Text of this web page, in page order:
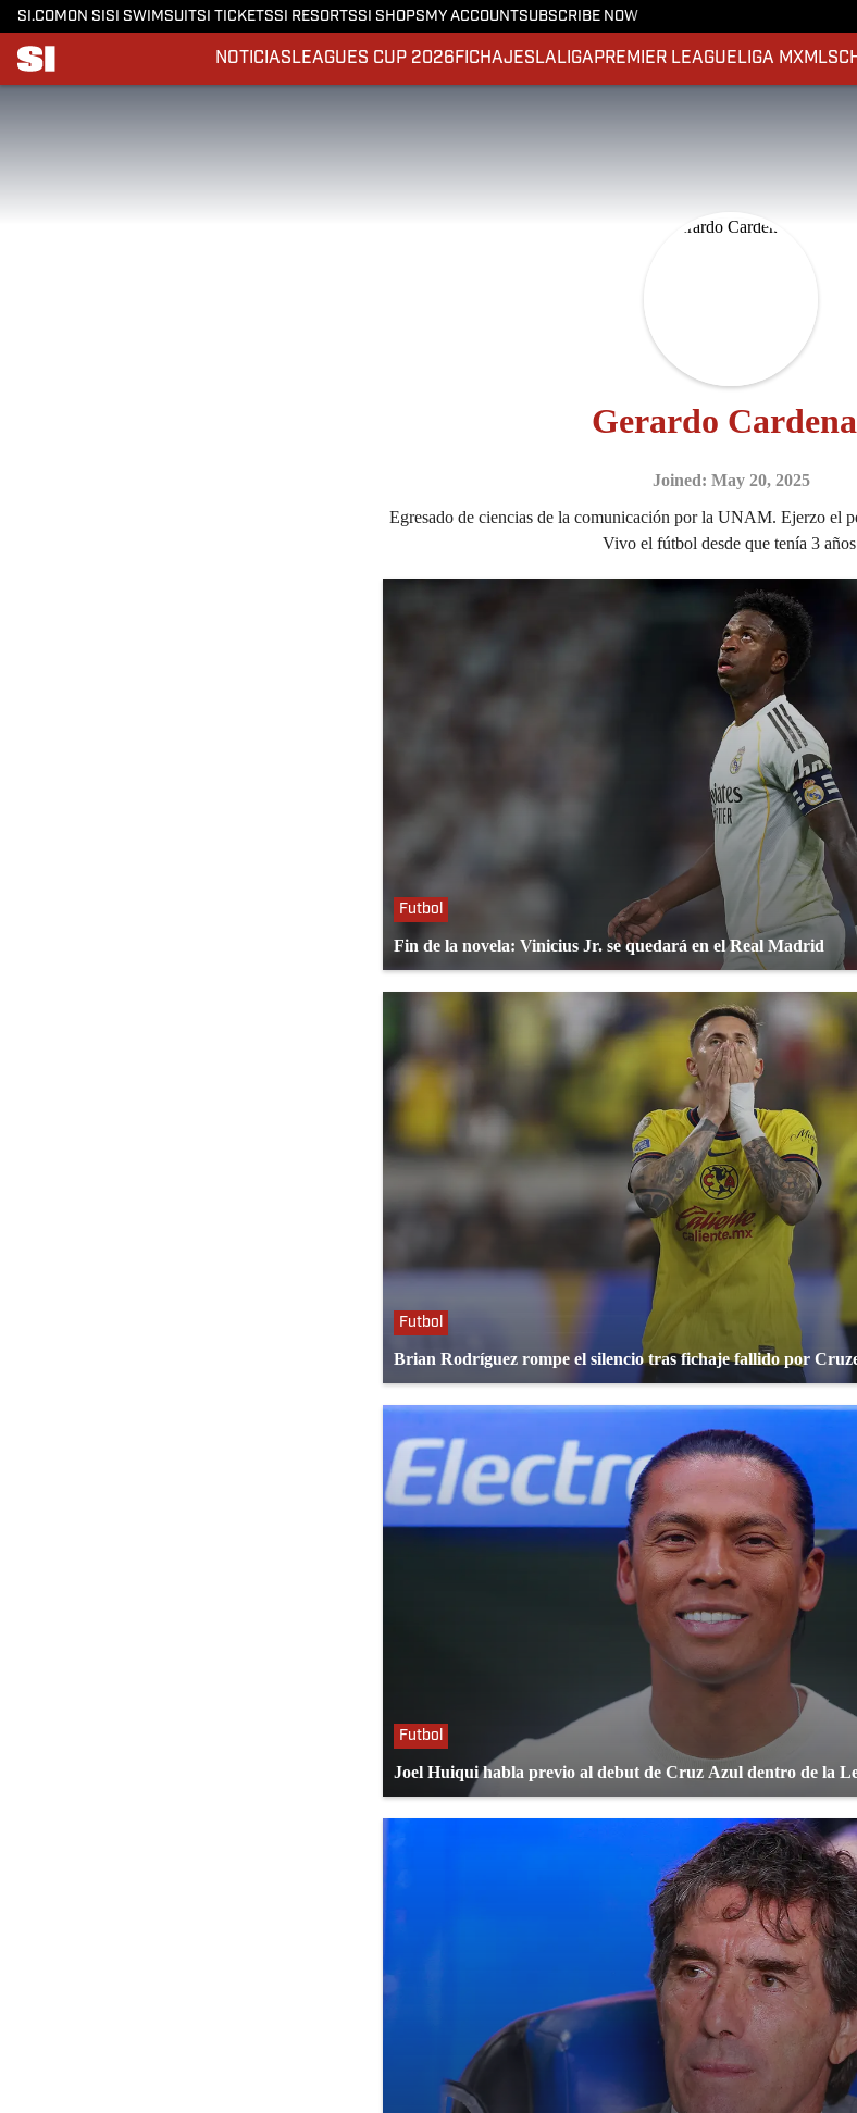
SI.COM ON SI SI SWIMSUITSI TICKETSSI RESORTSSI SHOPS MY ACCOUNTSUBSCRIBE NOW
NOTICIAS LEAGUES CUP 2026 FICHAJES LALIGA PREMIER LEAGUE LIGA MXMLS
Gerardo
Joined: May 20, 2025
Egresado de ciencias de la comunicación por la UNAM. Ejerzo el
Vivo el fútbol desde que tenía 3
Futbol
Fin de la novela: Vinicius Jr. se quedará en el Real Madrid
Futbol
Brian Rodríguez rompe el silencio tras fichaje fallido por
Futbol
Joel Huiqui habla previo al debut de Cruz Azul dentro de la